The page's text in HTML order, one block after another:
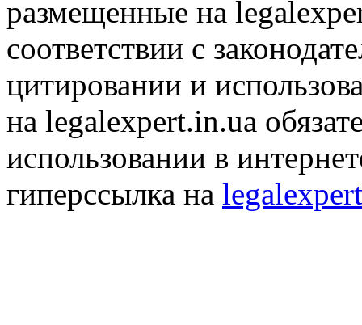
размещенные на
соответствии с
цитировании и
на legalexpert.in.ua
использовании в
гиперссылка на